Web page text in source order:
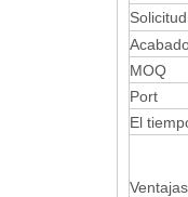
Solicitud
MOQ
Port
El
Ventajas